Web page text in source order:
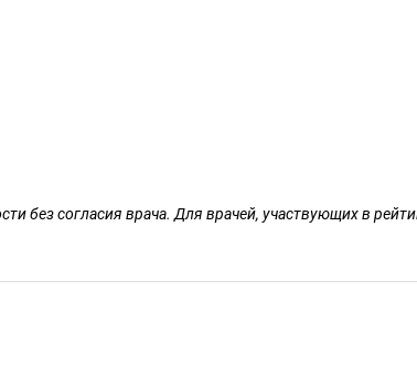
без согласия врача. Для врачей, участвующих в